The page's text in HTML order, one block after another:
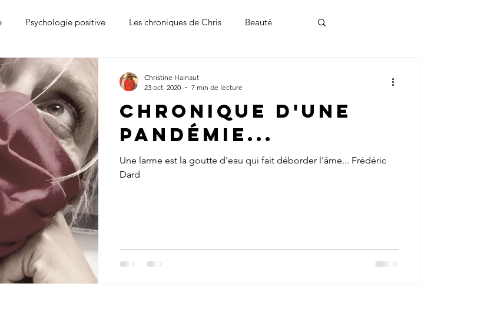
Psychologie positive Les chroniques de Chris Beauté
Chronique d'une
pandémie...
Une larme est la goutte d'eau qui fait déborder l'âme... Frédéric
Dard
Christine Hainaut
23 oct. 2020
7 min de lecture